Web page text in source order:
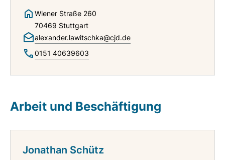
Wiener Straße 260
70469 Stuttgart
alexander.lawitschka@cjd.de
0151 40639603
Arbeit und Beschäftigung
Jonathan Schütz